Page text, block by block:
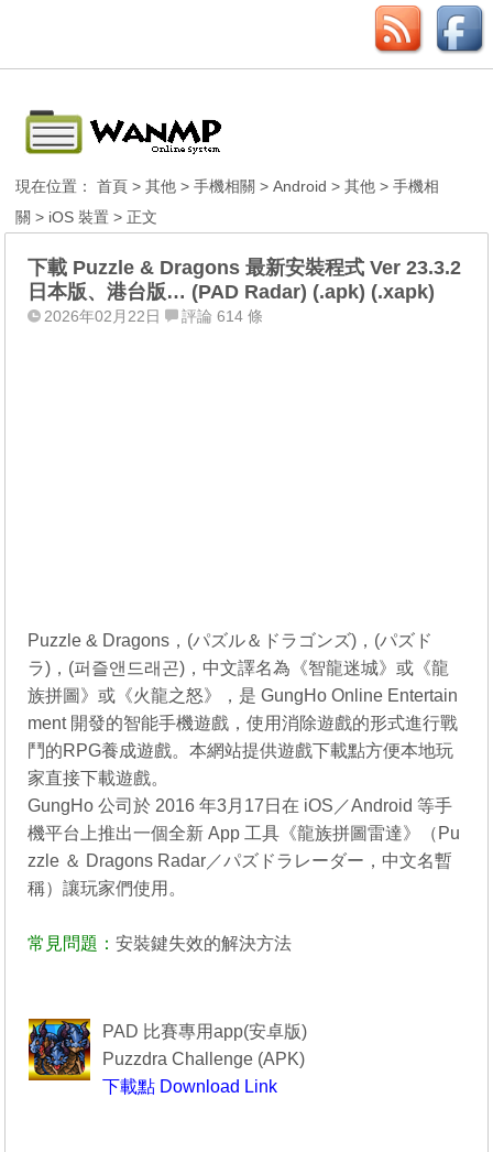
現在位置：首頁 >其他 >手機相關 >Android >其他 >手機相
關 > iOS 裝置 > 正文
下載 Puzzle & Dragons 最新安裝程式 Ver 23.3.2
日本版、港台版… (PAD Radar) (.apk) (.xapk)
2026年02月22日 評論 614 條
Puzzle & Dragons，(パズル＆ドラゴンズ)，(パズド
ラ)，(퍼즐앤드래곤)，中文譯名為《智龍迷城》或《龍
族拼圖》或《火龍之怒》，是 GungHo Online Entertain
ment 開發的智能手機遊戲，使用消除遊戲的形式進行戰
鬥的RPG養成遊戲。本網站提供遊戲下載點方便本地玩
家直接下載遊戲。
GungHo 公司於 2016 年3月17日在 iOS／Android 等手
機平台上推出一個全新 App 工具《龍族拼圖雷達》（Pu
zzle ＆ Dragons Radar／パズドラレーダー，中文名暫
稱）讓玩家們使用。
常見問題：安裝鍵失效的解決方法
PAD 比賽專用app(安卓版)
Puzzdra Challenge (APK)
下載點 Download Link